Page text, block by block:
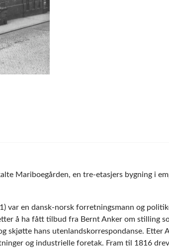
Mariboegården, en tre-etasjers bygning i
var en dansk-norsk forretningsmann og
å ha fått tilbud fra Bernt Anker om stilling
skjøtte hans utenlandskorrespondanse. Etter
og industrielle foretak. Fram til 1816